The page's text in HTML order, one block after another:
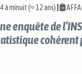
à minuit (≈ 12 ans)
enquête de
cohérent